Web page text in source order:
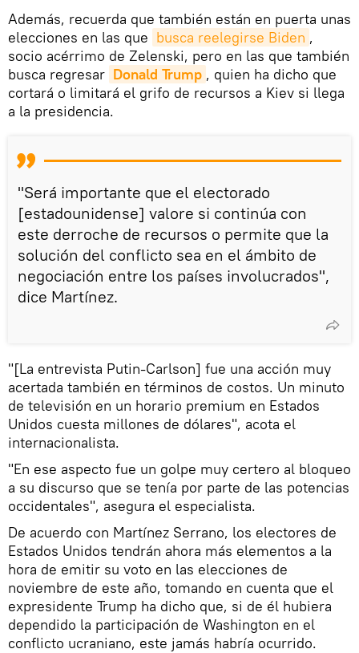
Además, recuerda que también están en puerta unas
elecciones en las que busca reelegirse Biden ,
socio acérrimo de Zelenski, pero en las que también
busca regresar Donald Trump , quien ha dicho que
cortará o limitará el grifo de recursos a Kiev si llega
a la presidencia.
"Será importante que el electorado
[estadounidense] valore si continúa con
este derroche de recursos o permite que la
solución del conflicto sea en el ámbito de
negociación entre los países involucrados",
dice Martínez.
"[La entrevista Putin-Carlson] fue una acción muy
acertada también en términos de costos. Un minuto
de televisión en un horario premium en Estados
Unidos cuesta millones de dólares", acota el
internacionalista.
"En ese aspecto fue un golpe muy certero al bloqueo
a su discurso que se tenía por parte de las potencias
occidentales", asegura el especialista.
De acuerdo con Martínez Serrano, los electores de
Estados Unidos tendrán ahora más elementos a la
hora de emitir su voto en las elecciones de
noviembre de este año, tomando en cuenta que el
expresidente Trump ha dicho que, si de él hubiera
dependido la participación de Washington en el
conflicto ucraniano, este jamás habría ocurrido.